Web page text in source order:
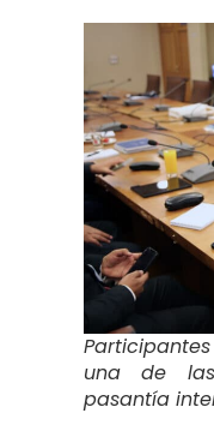
una de
pasantía